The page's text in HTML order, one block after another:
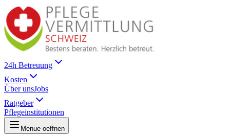
24h Betreuung
Kosten
Über unsJobs
Ratgeber
Pflegeinstitutionen
Menue oeffnen